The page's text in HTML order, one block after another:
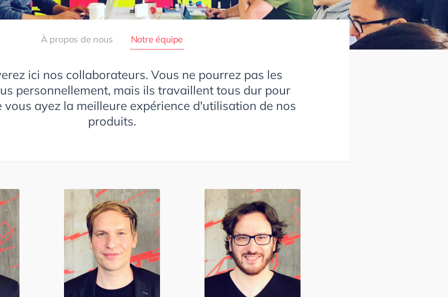
À propos de nous Notre équipe
ici nos collaborateurs. Vous ne pourrez pas les
personnellement, mais ils travaillent tous dur pour
vous ayez la meilleure expérience d'utilisation de nos
produits.